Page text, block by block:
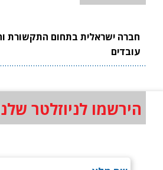
חברה ישראלית בתחום התקשורת
עובדים
הירשמו לניוזלטר